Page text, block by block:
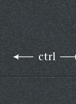
ctrl